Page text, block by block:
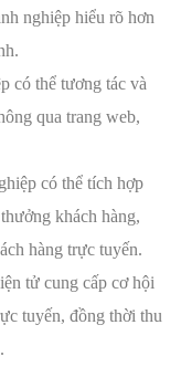
nghiệp hiểu rõ hơn
có thể tương tác và
qua trang web,
có thể tích hợp
khách hàng,
hàng trực tuyến.
tử cung cấp cơ hội
tuyến, đồng thời thu